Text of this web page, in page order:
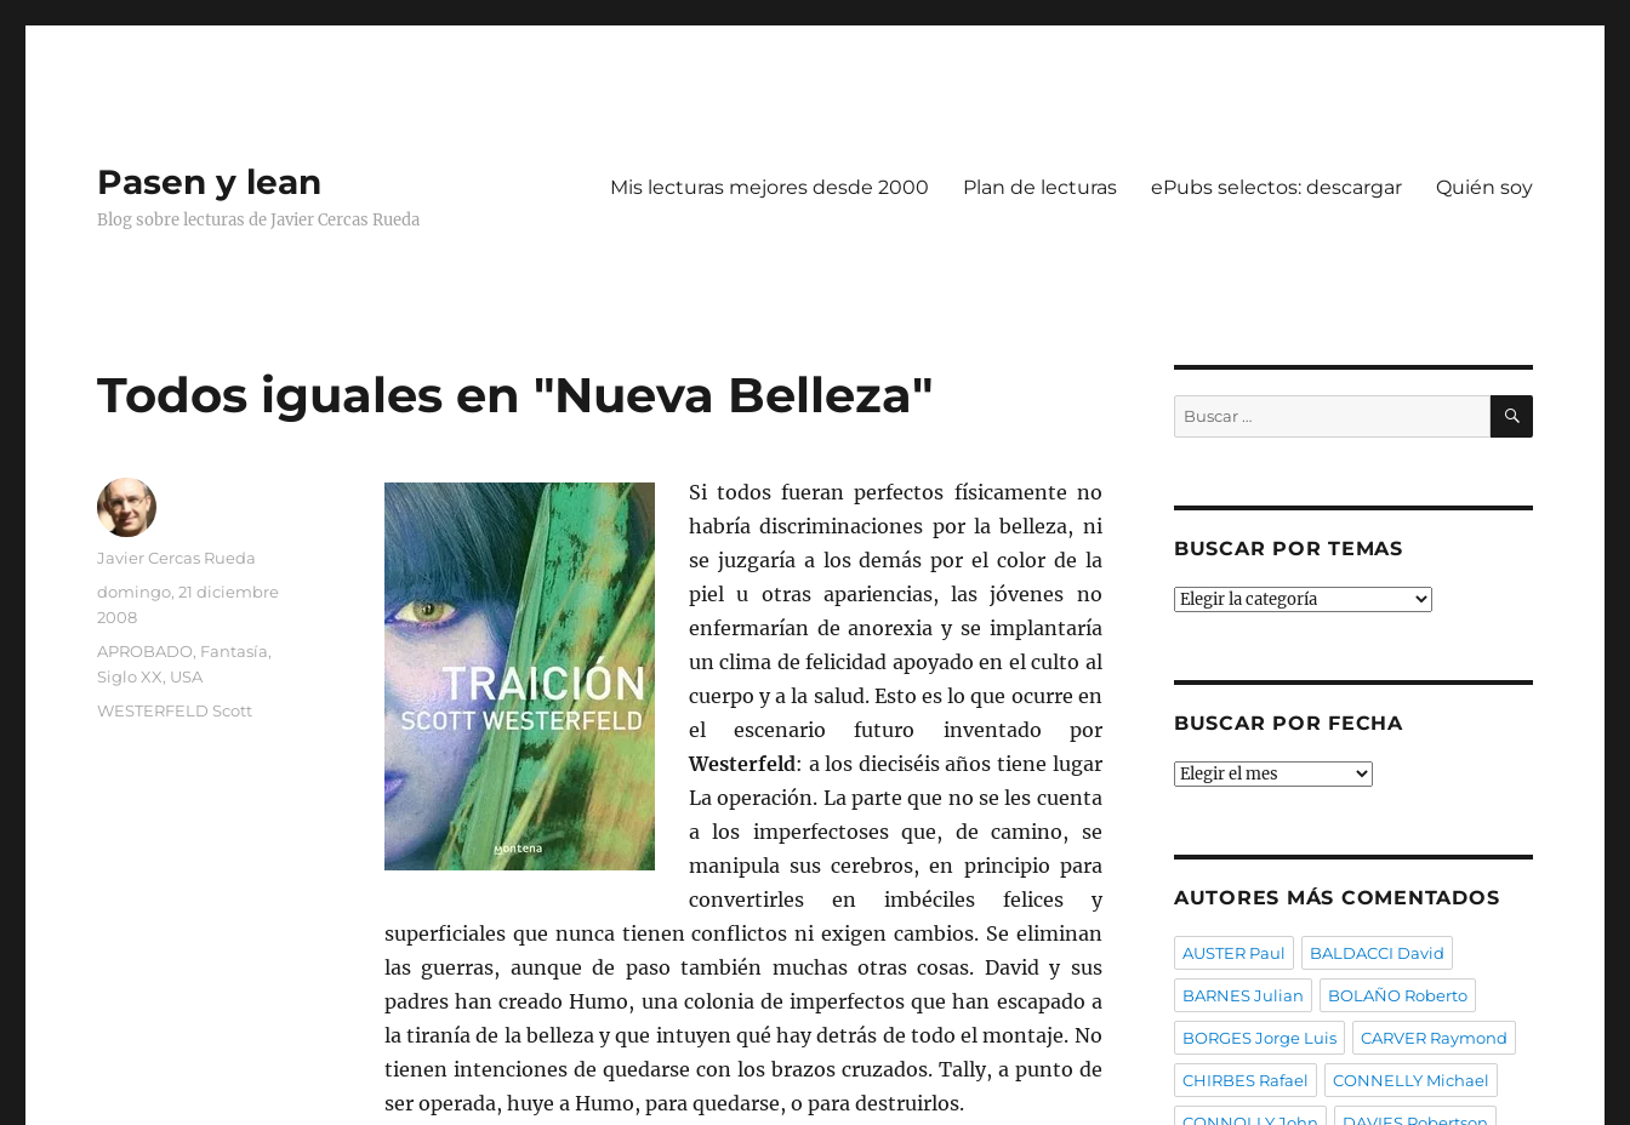
Pasen y lean
Blog sobre lecturas de Javier Cercas Rueda
Mis lecturas mejores desde 2000 Plan de lecturas ePubs selectos: descargar Quién soy
Todos iguales en "Nueva Belleza"
Si todos fueran perfectos físicamente no
habría discriminaciones por la belleza, ni
se juzgaría a los demás por el color de la
piel u otras apariencias, las jóvenes no
enfermarían de anorexia y se implantaría
un clima de felicidad apoyado en el culto al
cuerpo y a la salud. Esto es lo que ocurre en
el escenario futuro inventado por
Westerfeld: a los dieciséis años tiene lugar
La operación. La parte que no se les cuenta
a los imperfectoses que, de camino, se
manipula sus cerebros, en principio para
convertirles en imbéciles felices y
superficiales que nunca tienen conflictos ni exigen cambios. Se eliminan
las guerras, aunque de paso también muchas otras cosas. David y sus
padres han creado Humo, una colonia de imperfectos que han escapado a
la tiranía de la belleza y que intuyen qué hay detrás de todo el montaje. No
tienen intenciones de quedarse con los brazos cruzados. Tally, a punto de
ser operada, huye a Humo, para quedarse, o para destruirlos.
Autor
Javier Cercas Rueda
Publicado
el
domingo, 21 diciembre
2008
Categorías
APROBADO Fantasía
Siglo XX USA
Etiquetas
WESTERFELD Scott
Buscar
por:
BUSCAR
BUSCAR POR TEMAS
Buscar
BUSCAR POR FECHA
Buscar
AUTORES MÁS COMENTADOS
AUSTER Paul BALDACCI David
BARNES Julian BOLAÑO Roberto
BORGES Jorge Luis CARVER Raymond
CHIRBES Rafael CONNELLY Michael